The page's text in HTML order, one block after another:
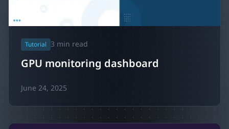
Tutorial 3 min read
GPU monitoring dashboard
June 24, 2025